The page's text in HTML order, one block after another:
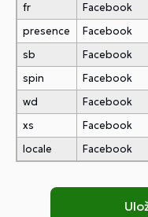
fr
Facebook
presence
Facebook
sb
Facebook
spin
Facebook
wd
Facebook
xs
Facebook
locale
Facebook